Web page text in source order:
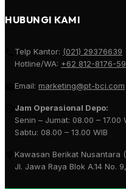
HUBUNGI KAMI
Telp Kantor: (021) 29376639
Hotline/WA: +62 812-8176-
Email: marketing@pt-bci.com
Jam Operasional Depo:
Senin – Jumat: 08.00 – 17.00
Sabtu: 08.00 – 13.00 WIB
Kawasan Berikat Nusantara
Jl. Jawa Raya Blok A.14 No.